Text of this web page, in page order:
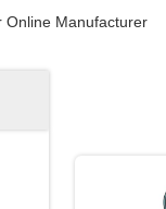
Online Manufacturer